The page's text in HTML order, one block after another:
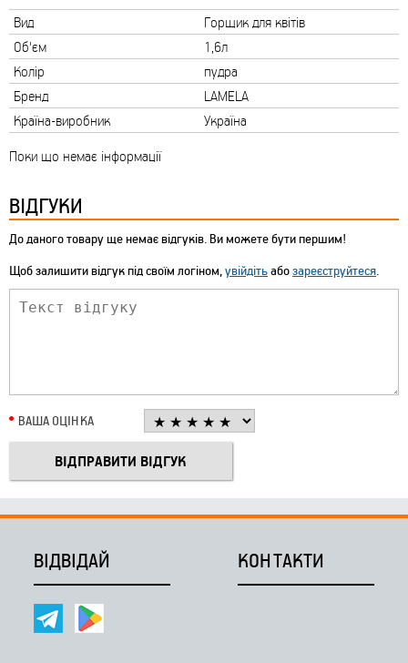
Вид
Горщик для квітів
Об'єм
1,6л
Колір
пудра
Бренд
LAMELA
Країна-виробник
Україна
Поки що немає інформації
ВІДГУКИ
До даного товару ще немає відгуків. Ви можете бути першим!
Щоб залишити відгук під своїм логіном,увійдітьабозареєструйтеся.
ВАША ОЦІНКА
ВІДВІДАЙ КОНТАКТИ